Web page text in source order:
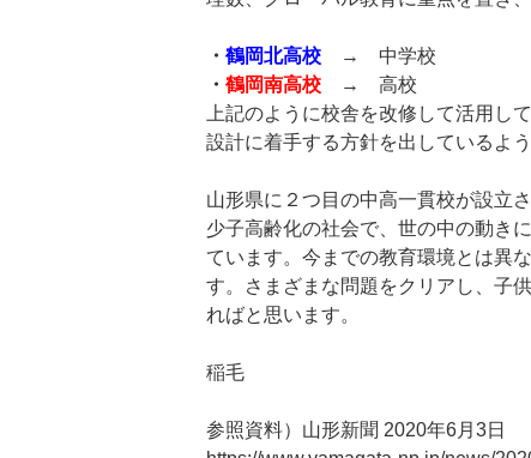
・ 鶴岡北高校 → 中学校
・ 鶴岡南高校 → 高校
上記のように校舎を改修して活用し
設計に着手する方針を出しているよう
山形県に２つ目の中高一貫校が設立さ
少子高齢化の社会で、世の中の動き
ています。今までの教育環境とは異
す。さまざまな問題をクリアし、子
ればと思います。
稲毛
参照資料）山形新聞 2020年6月3日